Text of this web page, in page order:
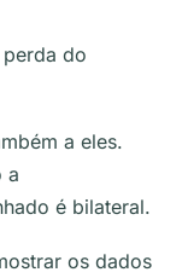
do
a eles.
a
é bilateral.
os dados